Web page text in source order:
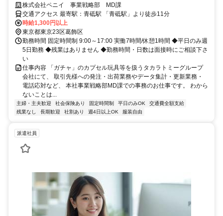
なので、家庭との両立も可能◎
株式会社ペニイ 事業戦略部 MD課
交通アクセス 最寄駅：青砥駅 「青砥駅」より徒歩11分
時給1,300円以上
東京都東京23区葛飾区
勤務時間 固定時間制 9:00～17:00 実働7時間/休憩1時間 ◆平日のみ週
5日勤務 ◆残業はありません ◆勤務時間・日数は面接時にご相談下さ
い
仕事内容 「ガチャ」のカプセル玩具等を扱うタカラトミーグループ
会社にて、 取引先様への発注・出荷業務やデータ集計・更新業務・
電話応対など、 本社事業戦略部MD課での事務のお仕事です。 わから
ないことは...
主婦・主夫歓迎 社会保険あり 固定時間制 平日のみOK
交通費全額支給
残業なし
長期歓迎 社割あり 週4日以上OK 服装自由
派遣社員